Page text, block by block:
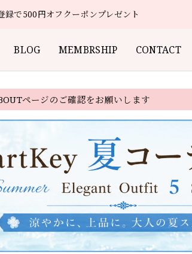
録で500円オフクーポンプレゼント
BLOG MEMBRSHIP CONTACT
ページのご確認をお願いします